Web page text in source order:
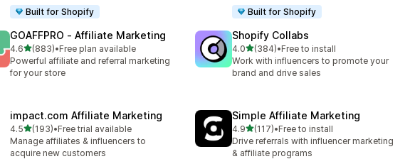
Built for Shopify
Built for Shopify
GOAFFPRO ‑ Affiliate Marketing
4.6เต็ม 5 ดาว
(883)
ทั้งหมด 883 รีวิว
•Free plan available
Powerful affiliate and referral marketing
for your store
Shopify Collabs
4.0เต็ม 5 ดาว
(384)
ทั้งหมด 384 รีวิว
•Free to install
Work with influencers to promote your
brand and drive sales
impact.com Affiliate Marketing
4.5เต็ม 5 ดาว
(193)
ทั้งหมด 193 รีวิว
•Free trial available
Manage affiliates & influencers to
acquire new customers
Simple Affiliate Marketing
4.9เต็ม 5 ดาว
(117)
ทั้งหมด 117 รีวิว
•Free to install
Drive referrals with influencer marketing
& affiliate programs